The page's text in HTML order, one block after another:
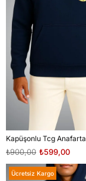
₺599,00
₺900,00
Ücretsiz Kargo